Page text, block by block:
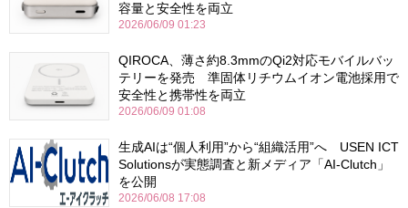
容量と安全性を両立
2026/06/09 01:23
QIROCA、薄さ約8.3mmのQi2対応モバイルバッ
テリーを発売 準固体リチウムイオン電池採用で
安全性と携帯性を両立
2026/06/09 01:08
生成AIは“個人利用”から“組織活用”へ USEN ICT
Solutionsが実態調査と新メディア「AI-Clutch」
を公開
2026/06/08 17:08